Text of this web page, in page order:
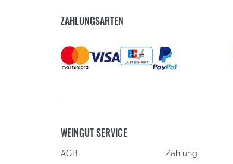
ZAHLUNGSARTEN
WEINGUT SERVICE
AGB
Zahlung